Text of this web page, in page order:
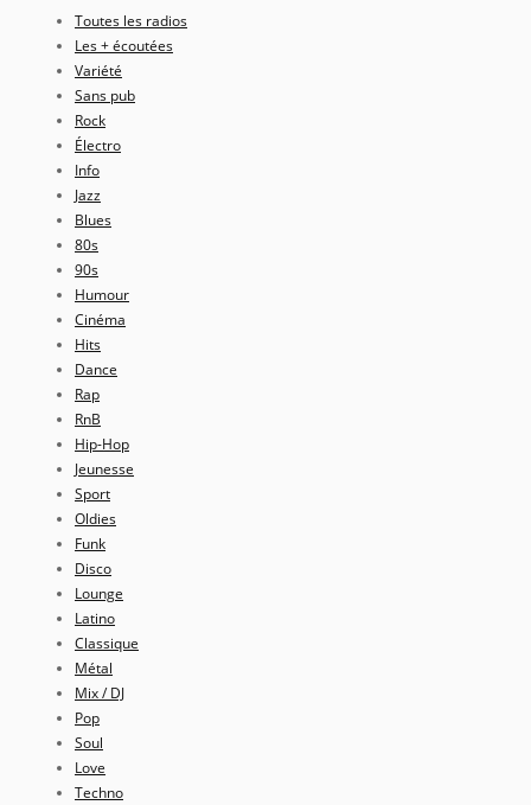
Toutes les radios
Les + écoutées
Variété
Sans pub
Rock
Électro
Info
Jazz
Blues
80s
90s
Humour
Cinéma
Hits
Dance
Rap
RnB
Hip-Hop
Jeunesse
Sport
Oldies
Funk
Disco
Lounge
Latino
Classique
Métal
Mix / DJ
Pop
Soul
Love
Techno